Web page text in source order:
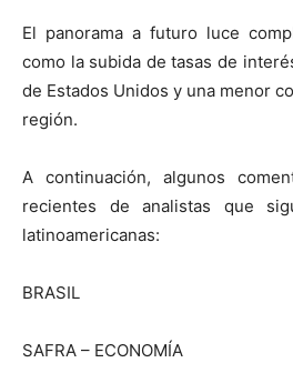
El panorama a futuro luce
como la subida de tasas de
de Estados Unidos y una menor
región.
A continuación, algunos
recientes de analistas que
latinoamericanas:
BRASIL
SAFRA – ECONOMÍA